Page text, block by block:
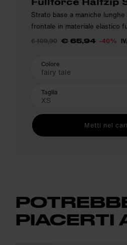
Strato base a maniche
frontale in materiale elastico
€ 109,90 € 65,94 -40%
Colore
fairy tale
Taglia
XS
Metti nel
PIACERTI